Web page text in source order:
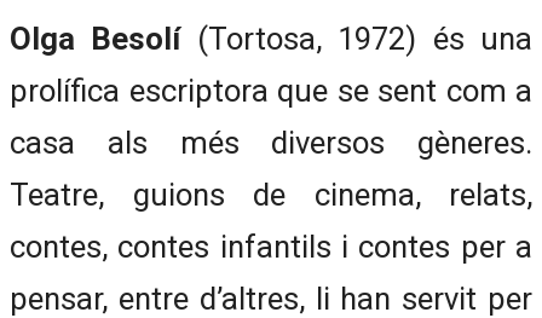
Olga Besolí(Tortosa, 1972) és una
prolífica escriptora que se sent com a
casa als més diversos gèneres.
Teatre, guions de cinema, relats,
contes, contes infantils i contes per a
pensar, entre d’altres, li han servit per